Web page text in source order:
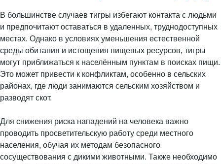
В большинстве случаев тигры избегают контакта с людьми
и предпочитают оставаться в удаленных, труднодоступных
местах. Однако в условиях уменьшения естественной
среды обитания и истощения пищевых ресурсов, тигры
могут приближаться к населённым пунктам в поисках пищи.
Это может привести к конфликтам, особенно в сельских
районах, где люди занимаются сельским хозяйством и
разводят скот.
Для снижения риска нападений на человека важно
проводить просветительскую работу среди местного
населения, обучая их методам безопасного
сосуществования с дикими животными. Также необходимо